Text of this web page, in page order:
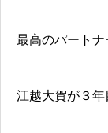
最高のパートナ
江越大賀が３年